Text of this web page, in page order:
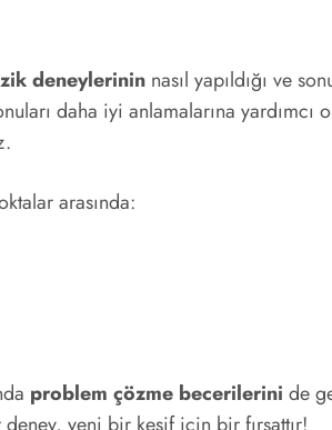
deneylerinin nasıl yapıldığı ve
daha iyi anlamalarına yardımcı
arasında:
problem çözme becerilerini de